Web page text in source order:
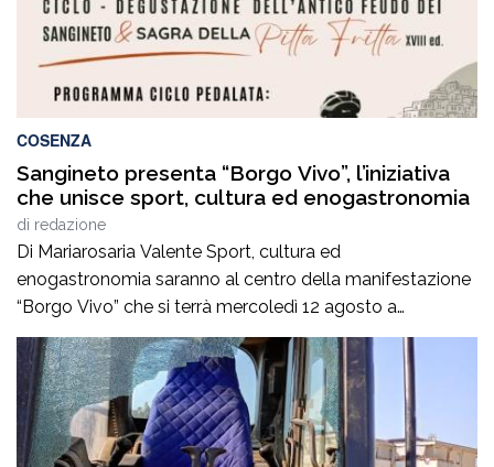
COSENZA
Sangineto presenta “Borgo Vivo”, l’iniziativa
che unisce sport, cultura ed enogastronomia
di redazione
Di Mariarosaria Valente Sport, cultura ed
enogastronomia saranno al centro della manifestazione
“Borgo Vivo” che si terrà mercoledì 12 agosto a
Sangineto, nel cosentino. L’evento, promosso dalla
locale Peo Loco e frutto di una significativa sinergia tra
Istituzioni locali e regionali, unirà la Ciclo-Degustazione
dell’Antico Feudo dei Sangineto alla diciottesima
edizione della Sagra della Pitta […]